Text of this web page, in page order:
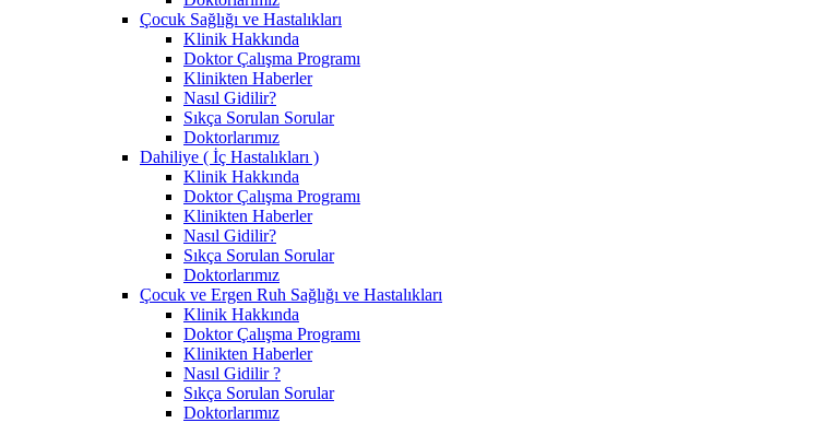
Çocuk Sağlığı ve Hastalıkları
Klinik Hakkında
Doktor Çalışma Programı
Klinikten Haberler
Nasıl Gidilir?
Sıkça Sorulan Sorular
Doktorlarımız
Dahiliye ( İç Hastalıkları )
Klinik Hakkında
Doktor Çalışma Programı
Klinikten Haberler
Nasıl Gidilir?
Sıkça Sorulan Sorular
Doktorlarımız
Çocuk ve Ergen Ruh Sağlığı ve Hastalıkları
Klinik Hakkında
Doktor Çalışma Programı
Klinikten Haberler
Nasıl Gidilir ?
Sıkça Sorulan Sorular
Doktorlarımız